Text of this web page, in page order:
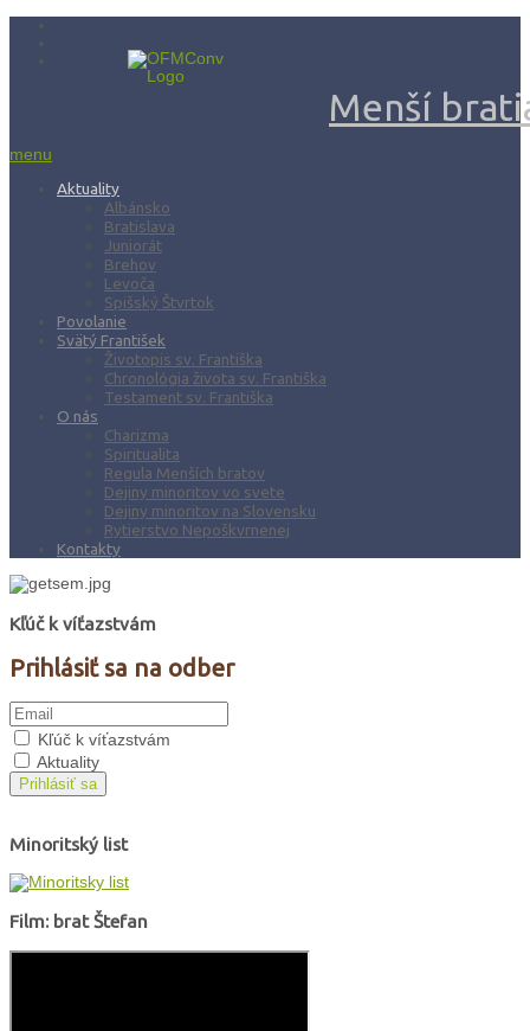
Menší
menu
Aktuality
Albánsko
Bratislava
Juniorát
Brehov
Levoča
Spišský Štvrtok
Povolanie
Svätý František
Životopis sv. Františka
Chronológia života sv. Františka
Testament sv. Františka
O nás
Charizma
Spiritualita
Regula Menších bratov
Dejiny minoritov vo svete
Dejiny minoritov na Slovensku
Rytierstvo Nepoškvrnenej
Kontakty
Kľúč k víťazstvám
Prihlásiť sa na odber
Kľúč k víťazstvám
Aktuality
Prihlásiť sa
Minoritský list
Film: brat Štefan